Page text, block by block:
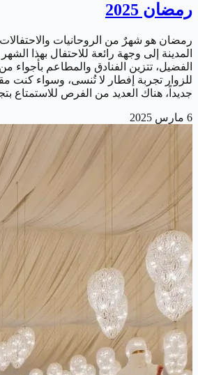
رمضان 2025
رمضان هو شهرٌ من الروحانيات
المدينة إلى وجهة رائعة للاحتفال بهذا
الفضيل، تتزين الفنادق والمطاعم بأجواء
للزوار تجربة إفطار لا تُنسى، وسواء كنت
جديداً، هناك العديد من الفرص للاستمتاع
6 مارس 2025